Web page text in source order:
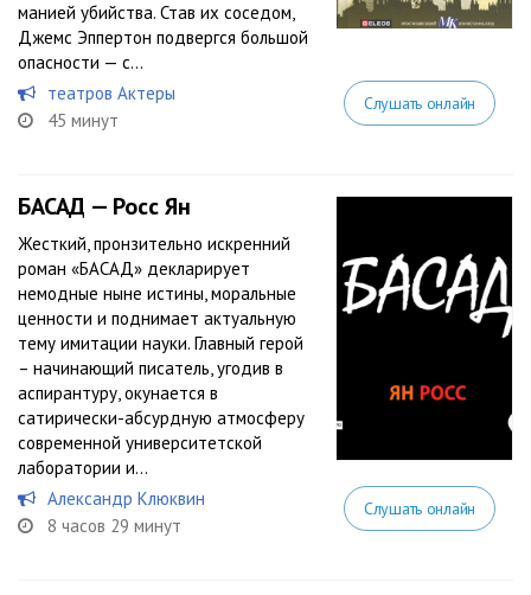
манией убийства. Став их соседом,
Джемс Эппертон подвергся большой
опасности — с...
театров Актеры
45 минут
Слушать онлайн
БАСАД — Росс Ян
Жесткий, пронзительно искренний
роман «БАСАД» декларирует
немодные ныне истины, моральные
ценности и поднимает актуальную
тему имитации науки. Главный герой
– начинающий писатель, угодив в
аспирантуру, окунается в
сатирически-абсурдную атмосферу
современной университетской
лаборатории и...
Александр Клюквин
8 часов 29 минут
Слушать онлайн